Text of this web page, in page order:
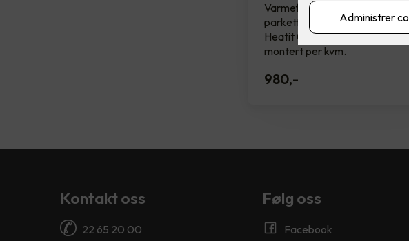
Varmefolie 100cm som
parkettunderlag, 70m rull - fra
Heatit Controls. Pris ferdig
montert per kvm.
980,-
Kontakt oss
22 65 20 00
Følg oss
Facebook